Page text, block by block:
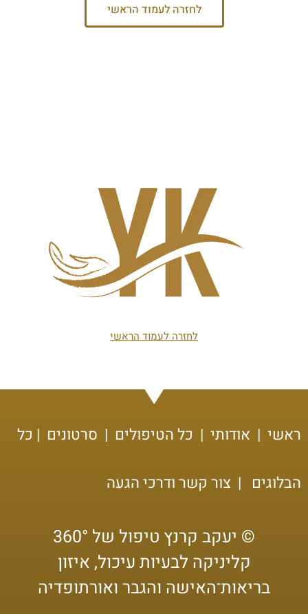
לחזרה לעמוד הראשי
לחזרה לעמוד הראשי
ראשי | אודותי | כל הטיפולים | סרטונים | כל
הבלוגים | צור קשר ודרכי הגעה
© יעקב קרנץ טיפול של 360°
קליניקה לבעיות עיכול, איזון
בריאות־האישה והגבר ואורתופדיה